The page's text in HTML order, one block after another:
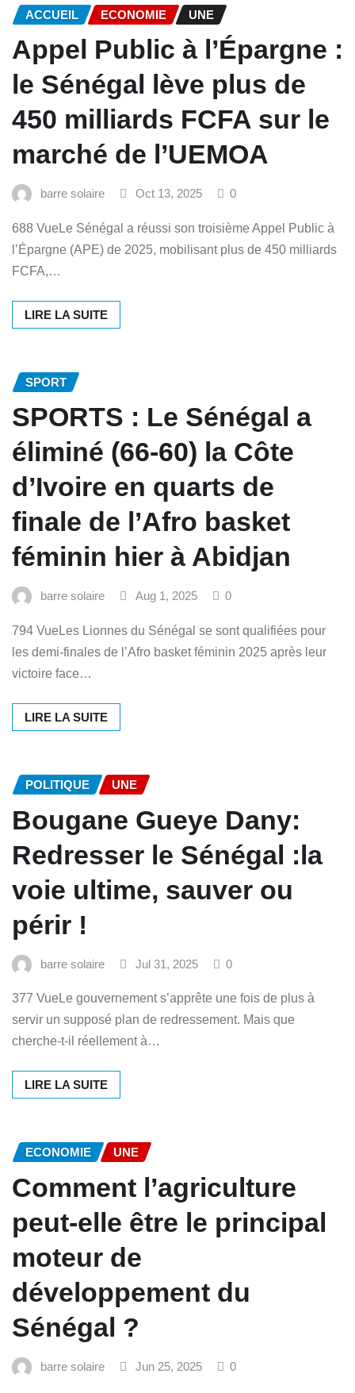
ACCUEIL ECONOMIE UNE
Appel Public à l’Épargne :
le Sénégal lève plus de
450 milliards FCFA sur le
marché de l’UEMOA
barre solaire Oct 13, 2025 0
688 VueLe Sénégal a réussi son troisième Appel Public à
l’Épargne (APE) de 2025, mobilisant plus de 450 milliards
FCFA,…
LIRE LA SUITE
SPORT
SPORTS : Le Sénégal a
éliminé (66-60) la Côte
d’Ivoire en quarts de
finale de l’Afro basket
féminin hier à Abidjan
barre solaire Aug 1, 2025 0
794 VueLes Lionnes du Sénégal se sont qualifiées pour
les demi-finales de l’Afro basket féminin 2025 après leur
victoire face…
LIRE LA SUITE
POLITIQUE UNE
Bougane Gueye Dany:
Redresser le Sénégal :la
voie ultime, sauver ou
périr !
barre solaire Jul 31, 2025 0
377 VueLe gouvernement s’apprête une fois de plus à
servir un supposé plan de redressement. Mais que
cherche-t-il réellement à…
LIRE LA SUITE
ECONOMIE UNE
Comment l’agriculture
peut-elle être le principal
moteur de
développement du
Sénégal ?
barre solaire Jun 25, 2025 0